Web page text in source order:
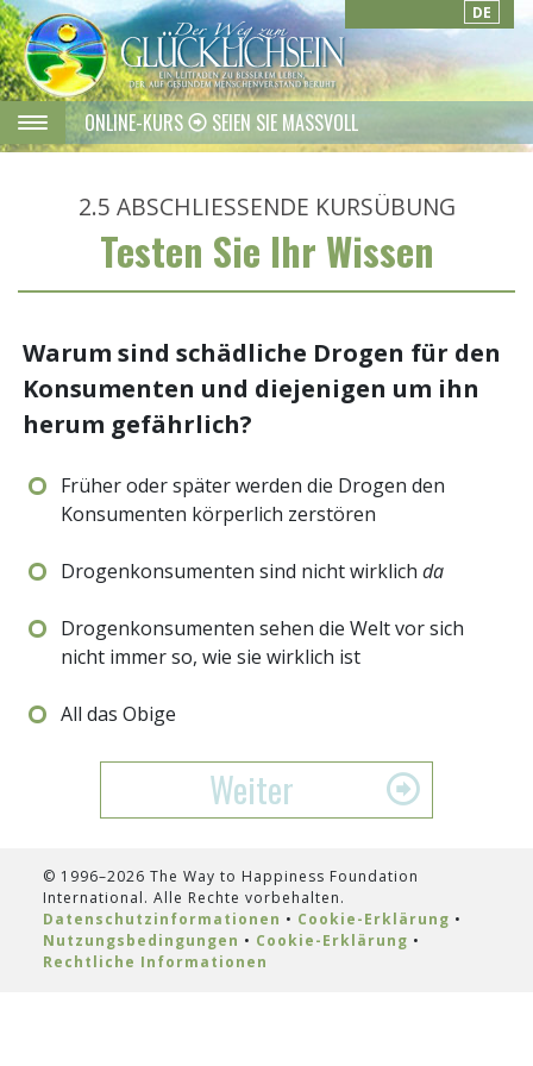
DE
ONLINE-KURS SEIEN SIE MASSVOLL
2.5 ABSCHLIESSENDE KURSÜBUNG
Testen Sie Ihr Wissen
Warum sind schädliche Drogen für den
Konsumenten und diejenigen um ihn
herum gefährlich?
Früher oder später werden die Drogen den
Konsumenten körperlich zerstören
Drogenkonsumenten sind nicht wirklich da
Drogenkonsumenten sehen die Welt vor sich
nicht immer so, wie sie wirklich ist
All das Obige
Weiter
© 1996–2026 The Way to Happiness Foundation
International. Alle Rechte vorbehalten.
Datenschutzinformationen • Cookie-Erklärung •
Nutzungsbedingungen • Cookie-Erklärung •
Rechtliche Informationen